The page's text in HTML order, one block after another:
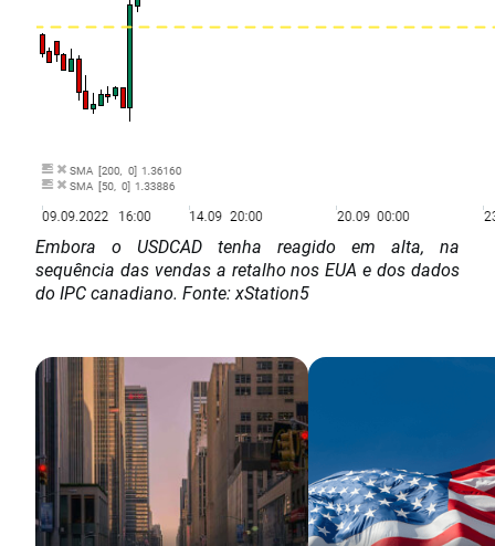
Embora o USDCAD tenha reagido em alta, na
sequência das vendas a retalho nos EUA e dos dados
do IPC canadiano. Fonte: xStation5